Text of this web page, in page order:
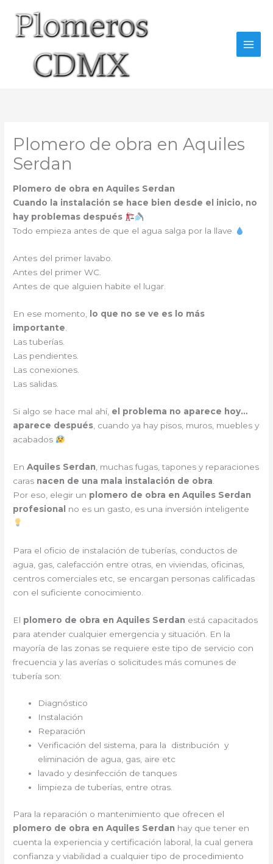
contenido
Plomero de obra en Aquiles
Serdan
Plomero de obra en Aquiles Serdan
Cuando la instalación se hace bien desde el inicio, no
hay problemas después
Todo empieza antes de que el agua salga por la llave
Antes del primer lavabo.
Antes del primer WC.
Antes de que alguien habite el lugar.
En ese momento,
lo que no se ve es lo más
importante
Las tuberías.
Las pendientes.
Las conexiones.
Las salidas.
Si algo se hace mal ahí, el problema no aparece hoy…
aparece después , cuando ya hay pisos, muros, muebles y
acabados
EnAquiles Serdan , muchas fugas, tapones y reparaciones
caras nacen de una mala instalación de obra
Por eso, elegir un plomero de obra en Aquiles Serdan
profesional
no es un gasto, es una inversión inteligente
Para el oficio de instalación de tuberías, conductos de
agua, gas, calefacción entre otras, en viviendas, oficinas,
centros comerciales etc, se encargan personas calificadas
con el suficiente conocimiento.
El plomero de obra en Aquiles Serdan está capacitados
para atender cualquier emergencia y situación. En la
mayoría de las zonas se requiere este tipo de servicio con
frecuencia y las averías o solicitudes más comunes de
tubería son:
Diagnóstico
Instalación
Reparación
Verificación del sistema, para la distribución y
eliminación de agua, gas, aire etc
lavado y desinfección de tanques
limpieza de tuberías, entre otras.
Para la reparación o mantenimiento que ofrecen el
plomero de obra en Aquiles Serdan hay que tener en
cuenta la experiencia y certificación laboral, la cual genera
confianza y viabilidad a cualquier tipo de procedimiento